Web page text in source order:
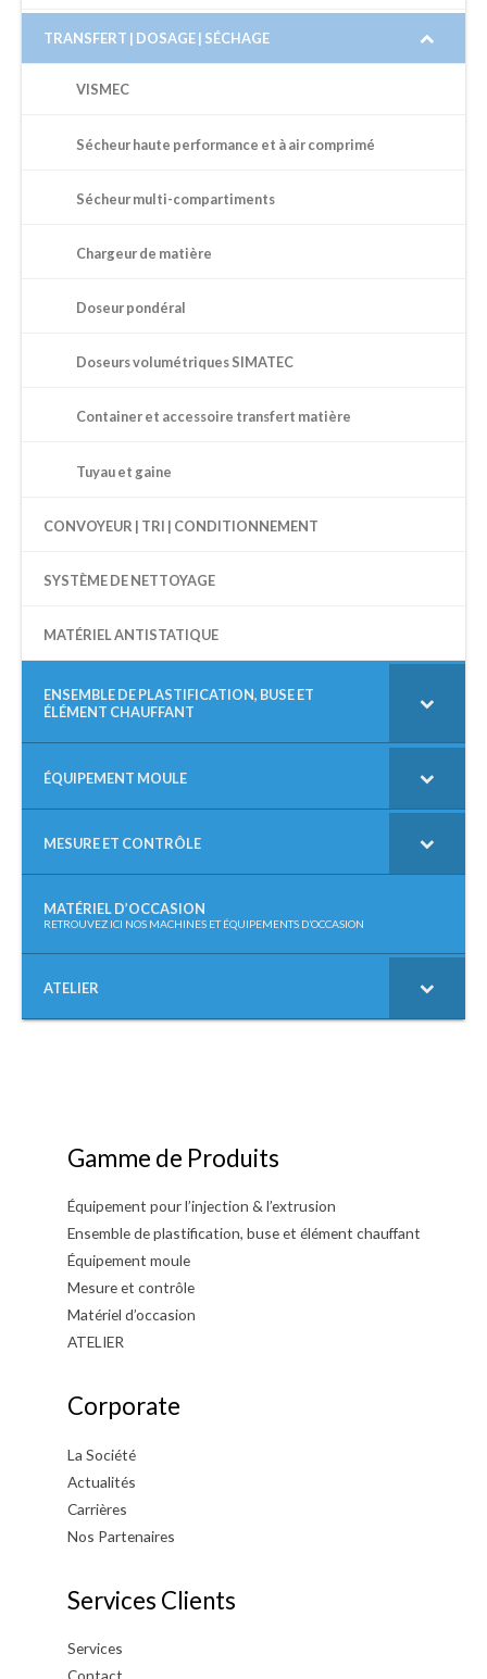
TRANSFERT | DOSAGE | SÉCHAGE
VISMEC
Sécheur haute performance et à air comprimé
Sécheur multi-compartiments
Chargeur de matière
Doseur pondéral
Doseurs volumétriques SIMATEC
Container et accessoire transfert matière
Tuyau et gaine
CONVOYEUR | TRI | CONDITIONNEMENT
SYSTÈME DE NETTOYAGE
MATÉRIEL ANTISTATIQUE
ENSEMBLE DE PLASTIFICATION, BUSE ET
ÉLÉMENT CHAUFFANT
ÉQUIPEMENT MOULE
MESURE ET CONTRÔLE
MATÉRIEL D’OCCASION
–
RETROUVEZ ICI NOS MACHINES ET ÉQUIPEMENTS D’OCCASION
ATELIER
Gamme de Produits
Équipement pour l’injection & l’extrusion
Ensemble de plastification, buse et élément chauffant
Équipement moule
Mesure et contrôle
Matériel d’occasion
ATELIER
Corporate
La Société
Actualités
Carrières
Nos Partenaires
Services Clients
Services